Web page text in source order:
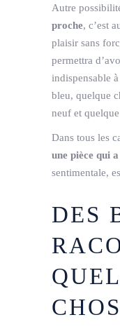
Autre
proche, c’est
plaisir sans
permettra
indispensable
bleu, quelque
neuf et
Dans tous les
une pièce qui
sentimentale,
DES